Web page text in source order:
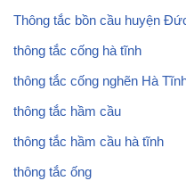
Thông tắc bồn cầu huyện
thông tắc cống hà tĩnh
thông tắc cống nghẽn Hà
thông tắc hầm cầu
thông tắc hầm cầu hà tĩnh
thông tắc ống